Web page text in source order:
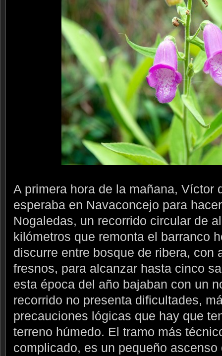
A primera hora de la mañana, Víctor
esperaba en Navaconcejo para
Nogaledas, un recorrido circular de
kilómetros que remonta el barranco
discurre entre bosque de ribera, con
fresnos, para alcanzar hasta cinco
esta época del año bajaban con un
recorrido no presenta dificultades,
precauciones lógicas que hay que
terreno húmedo. El tramo más
complicado, es un pequeño